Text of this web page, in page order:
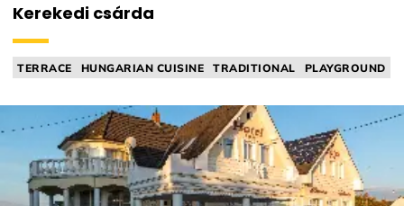
Kerekedi csárda
TERRACE HUNGARIAN CUISINE TRADITIONAL
PLAYGROUND